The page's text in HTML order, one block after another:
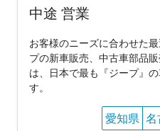
中途 営業
お客様のニーズに合わせた
プの新車販売、中古車部品
は、日本で最も『ジープ』
す。
愛知県 名